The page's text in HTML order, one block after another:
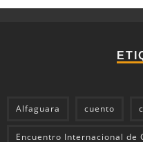
Alfaguara cuento
Encuentro Internacional de